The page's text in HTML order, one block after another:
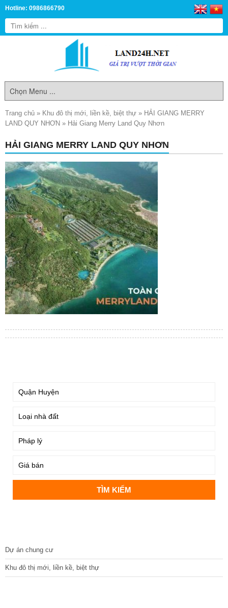
Hotline: 0986866790
Trang chủ » Khu đô thị mới, liền kề, biệt thự » HẢI GIANG MERRY
LAND QUY NHƠN » Hải Giang Merry Land Quy Nhơn
HẢI GIANG MERRY LAND QUY NHƠN
Dự án chung cư
Khu đô thị mới, liền kề, biệt thự